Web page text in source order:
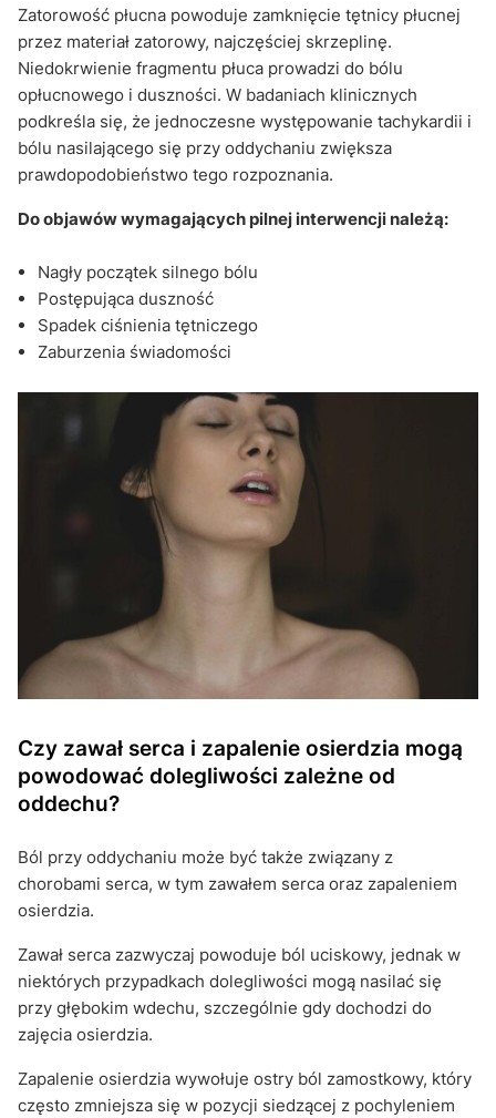
Zatorowość płucna powoduje zamknięcie tętnicy płucnej
przez materiał zatorowy, najczęściej skrzeplinę.
Niedokrwienie fragmentu płuca prowadzi do bólu
opłucnowego i duszności. W badaniach klinicznych
podkreśla się, że jednoczesne występowanie tachykardii i
bólu nasilającego się przy oddychaniu zwiększa
prawdopodobieństwo tego rozpoznania.
Do objawów wymagających pilnej interwencji należą:
Nagły początek silnego bólu
Postępująca duszność
Spadek ciśnienia tętniczego
Zaburzenia świadomości
Czy zawał serca i zapalenie osierdzia mogą
powodować dolegliwości zależne od
oddechu?
Ból przy oddychaniu może być także związany z
chorobami serca, w tym zawałem serca oraz zapaleniem
osierdzia.
Zawał serca zazwyczaj powoduje ból uciskowy, jednak w
niektórych przypadkach dolegliwości mogą nasilać się
przy głębokim wdechu, szczególnie gdy dochodzi do
zajęcia osierdzia.
Zapalenie osierdzia wywołuje ostry ból zamostkowy, który
często zmniejsza się w pozycji siedzącej z pochyleniem